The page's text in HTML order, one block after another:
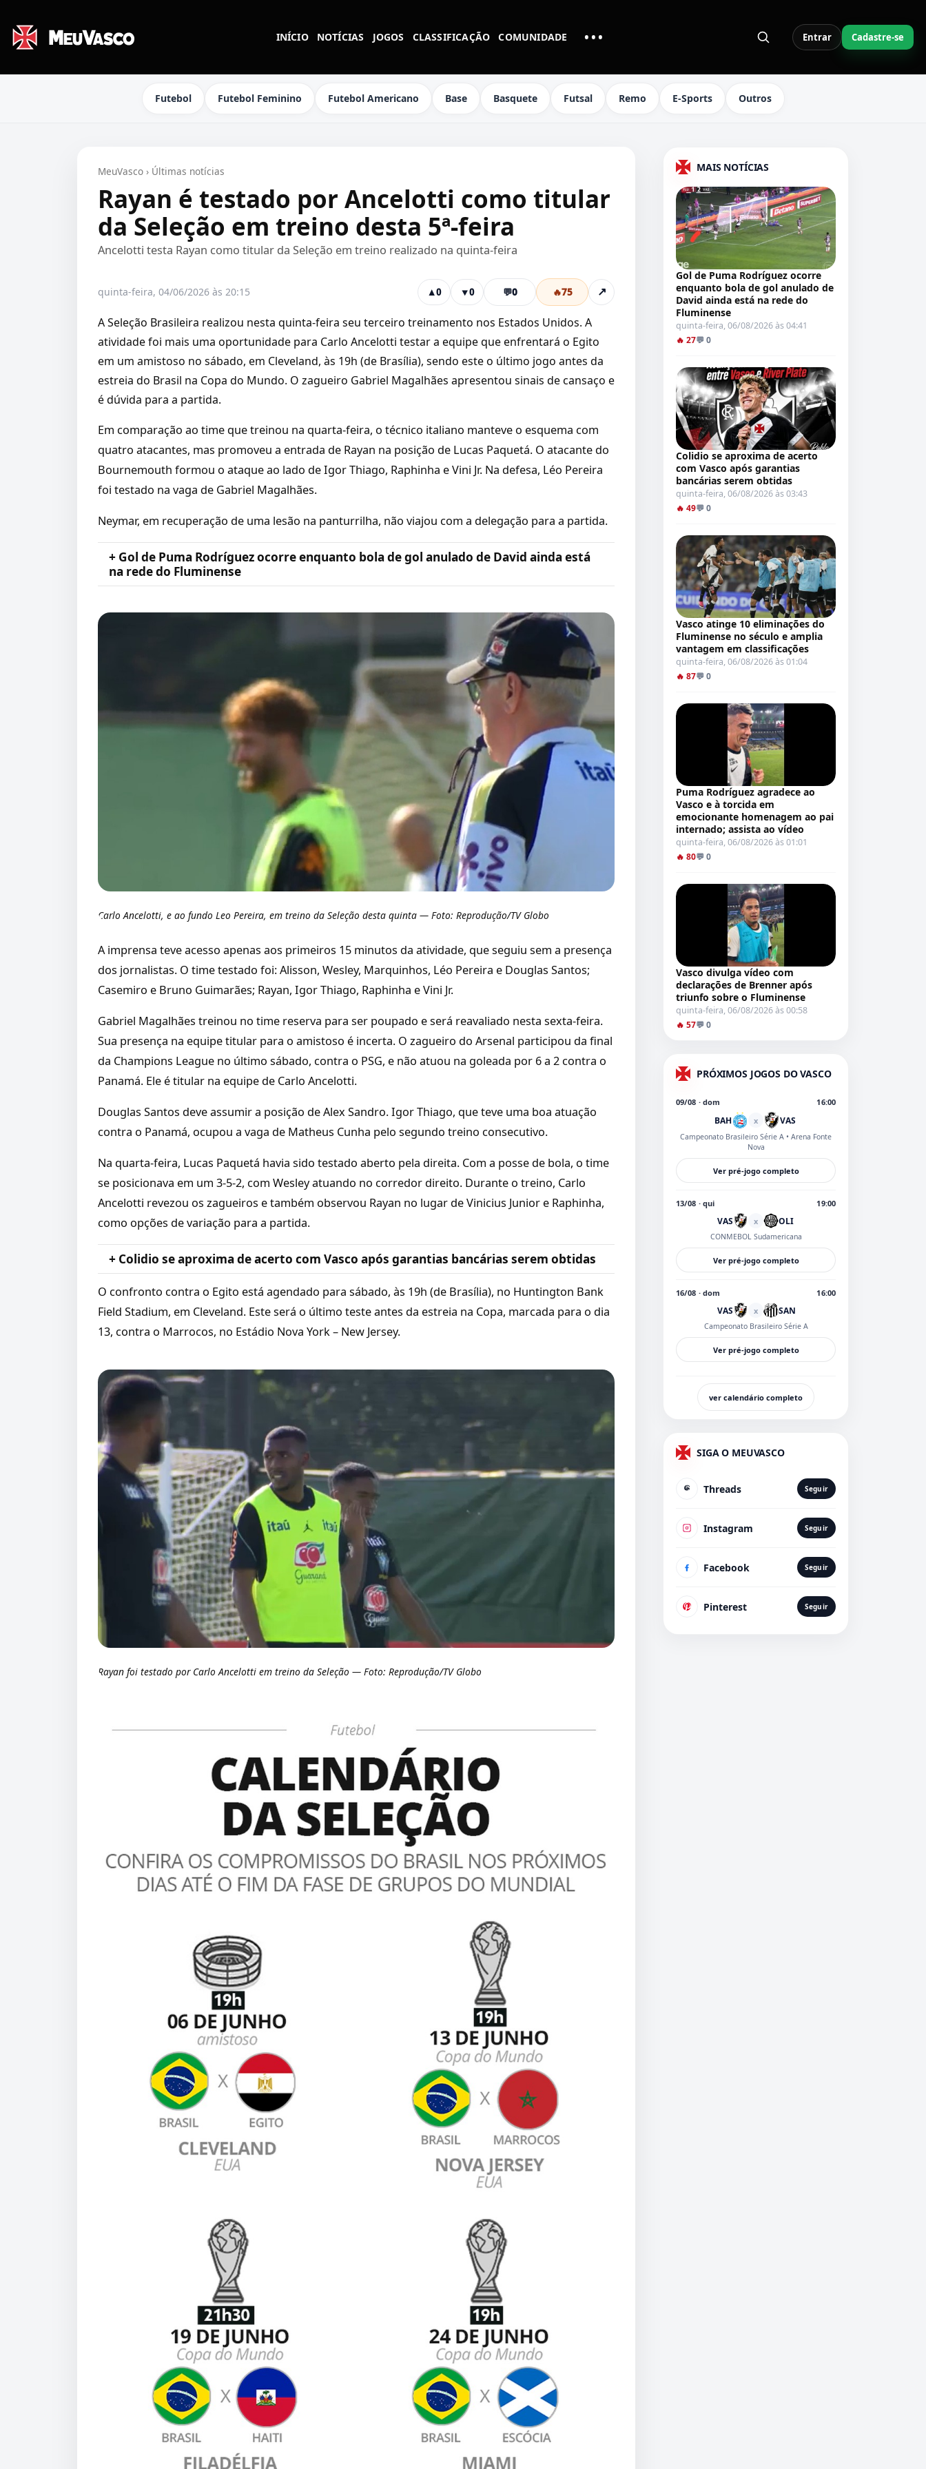
INÍCIO NOTÍCIAS JOGOS CLASSIFICAÇÃO COMUNIDADE •••MAIS LINKS DO MENU Entrar Cadastre-se
Futebol Futebol Feminino Futebol Americano Base Basquete Futsal Remo E-Sports Outros
MeuVasco › Últimas notícias
Rayan é testado por Ancelotti como titular
da Seleção em treino desta 5ª-feira
Ancelotti testa Rayan como titular da Seleção em treino realizado na quinta-feira
quinta-feira, 04/06/2026 às 20:15 ▲0 ▼0 💬0 🔥75 ↗
A Seleção Brasileira realizou nesta quinta-feira seu terceiro treinamento nos Estados Unidos. A
atividade foi mais uma oportunidade para Carlo Ancelotti testar a equipe que enfrentará o Egito
em um amistoso no sábado, em Cleveland, às 19h (de Brasília), sendo este o último jogo antes da
estreia do Brasil na Copa do Mundo. O zagueiro Gabriel Magalhães apresentou sinais de cansaço e
é dúvida para a partida.
Em comparação ao time que treinou na quarta-feira, o técnico italiano manteve o esquema com
quatro atacantes, mas promoveu a entrada de Rayan na posição de Lucas Paquetá. O atacante do
Bournemouth formou o ataque ao lado de Igor Thiago, Raphinha e Vini Jr. Na defesa, Léo Pereira
foi testado na vaga de Gabriel Magalhães.
Neymar, em recuperação de uma lesão na panturrilha, não viajou com a delegação para a partida.
+ Gol de Puma Rodríguez ocorre enquanto bola de gol anulado de David ainda está
na rede do Fluminense
Carlo Ancelotti, e ao fundo Leo Pereira, em treino da Seleção desta quinta — Foto: Reprodução/TV Globo
A imprensa teve acesso apenas aos primeiros 15 minutos da atividade, que seguiu sem a presença
dos jornalistas. O time testado foi: Alisson, Wesley, Marquinhos, Léo Pereira e Douglas Santos;
Casemiro e Bruno Guimarães; Rayan, Igor Thiago, Raphinha e Vini Jr.
Gabriel Magalhães treinou no time reserva para ser poupado e será reavaliado nesta sexta-feira.
Sua presença na equipe titular para o amistoso é incerta. O zagueiro do Arsenal participou da final
da Champions League no último sábado, contra o PSG, e não atuou na goleada por 6 a 2 contra o
Panamá. Ele é titular na equipe de Carlo Ancelotti.
Douglas Santos deve assumir a posição de Alex Sandro. Igor Thiago, que teve uma boa atuação
contra o Panamá, ocupou a vaga de Matheus Cunha pelo segundo treino consecutivo.
Na quarta-feira, Lucas Paquetá havia sido testado aberto pela direita. Com a posse de bola, o time
se posicionava em um 3-5-2, com Wesley atuando no corredor direito. Durante o treino, Carlo
Ancelotti revezou os zagueiros e também observou Rayan no lugar de Vinicius Junior e Raphinha,
como opções de variação para a partida.
+ Colidio se aproxima de acerto com Vasco após garantias bancárias serem obtidas
O confronto contra o Egito está agendado para sábado, às 19h (de Brasília), no Huntington Bank
Field Stadium, em Cleveland. Este será o último teste antes da estreia na Copa, marcada para o dia
13, contra o Marrocos, no Estádio Nova York – New Jersey.
Rayan foi testado por Carlo Ancelotti em treino da Seleção — Foto: Reprodução/TV Globo
MAIS NOTÍCIAS
Gol de Puma Rodríguez ocorre
enquanto bola de gol anulado de
David ainda está na rede do
Fluminense
quinta-feira, 06/08/2026 às 04:41
🔥 27💬 0
Colidio se aproxima de acerto
com Vasco após garantias
bancárias serem obtidas
quinta-feira, 06/08/2026 às 03:43
🔥 49💬 0
Vasco atinge 10 eliminações do
Fluminense no século e amplia
vantagem em classificações
quinta-feira, 06/08/2026 às 01:04
🔥 87💬 0
Puma Rodríguez agradece ao
Vasco e à torcida em
emocionante homenagem ao pai
internado; assista ao vídeo
quinta-feira, 06/08/2026 às 01:01
🔥 80💬 0
Vasco divulga vídeo com
declarações de Brenner após
triunfo sobre o Fluminense
quinta-feira, 06/08/2026 às 00:58
🔥 57💬 0
PRÓXIMOS JOGOS DO VASCO
09/08 · dom 16:00
BAH x VAS
Campeonato Brasileiro Série A • Arena Fonte
Nova
Ver pré-jogo completo
13/08 · qui 19:00
VAS x OLI
CONMEBOL Sudamericana
Ver pré-jogo completo
16/08 · dom 16:00
VAS x SAN
Campeonato Brasileiro Série A
Ver pré-jogo completo
ver calendário completo
SIGA O MEUVASCO
Threads Seguir
Instagram Seguir
Facebook Seguir
Pinterest Seguir